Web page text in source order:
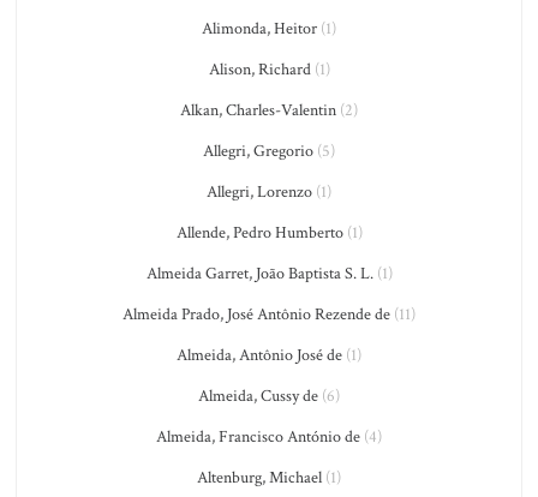
Alimonda, Heitor (1)
Alison, Richard(1)
Alkan, Charles-Valentin (2)
Allegri, Gregorio (5)
Allegri, Lorenzo (1)
Allende, Pedro Humberto(1)
Almeida Garret, João Baptista S. L.(1)
Almeida Prado, José Antônio Rezende de (11)
Almeida, Antônio José de (1)
Almeida, Cussy de (6)
Almeida, Francisco António de (4)
Altenburg, Michael (1)